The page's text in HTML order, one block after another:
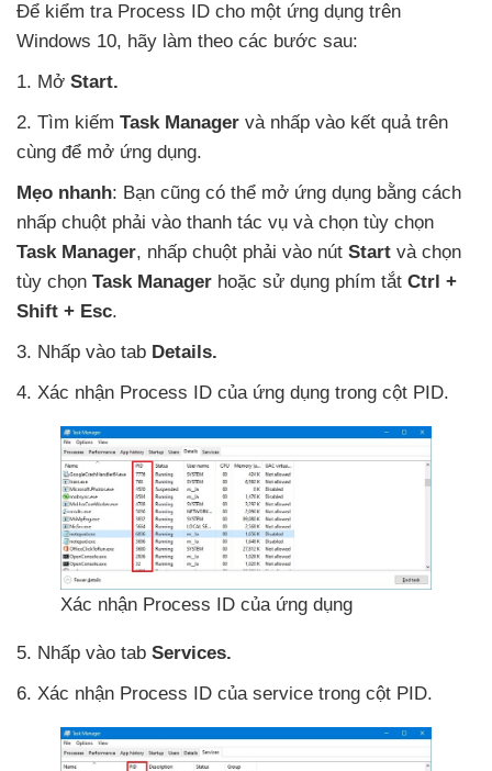
Để kiểm tra Process ID cho một ứng dụng trên
Windows 10, hãy làm theo các bước sau:
1. Mở Start.
2. Tìm kiếm Task Manager và nhấp vào kết quả trên
cùng để mở ứng dụng.
Mẹo nhanh: Bạn cũng có thể mở ứng dụng bằng cách
nhấp chuột phải vào thanh tác vụ và chọn tùy chọn
Task Manager, nhấp chuột phải vào nút Start và chọn
tùy chọn Task Manager hoặc sử dụng phím tắt Ctrl +
Shift + Esc.
3. Nhấp vào tab Details.
4. Xác nhận Process ID của ứng dụng trong cột PID.
Xác nhận Process ID của ứng dụng
5. Nhấp vào tab Services.
6. Xác nhận Process ID của service trong cột PID.